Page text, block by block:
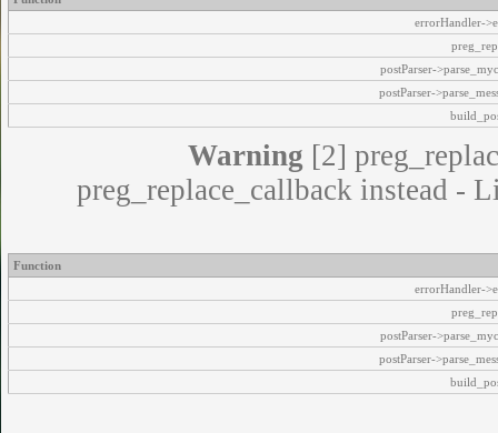
errorHandler-
postParser-
postParser-
Warning [2]
preg_replace_callback instead -
Function
errorHandler-
postParser-
postParser-